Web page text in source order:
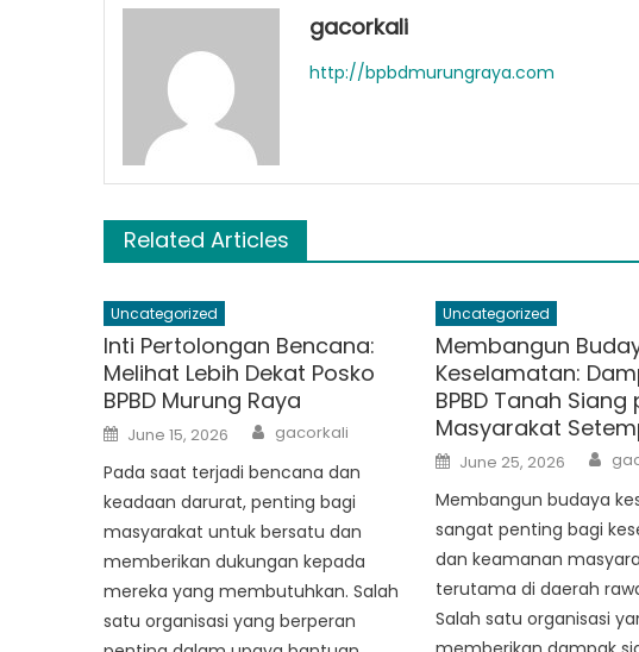
gacorkali
http://bpbdmurungraya.com
Related Articles
Uncategorized
Inti Pertolongan Bencana:
Melihat Lebih Dekat Posko
BPBD Murung Raya
Posted
on
June 15, 2026 Author
gacorkali
Pada saat terjadi bencana dan
keadaan darurat, penting bagi
masyarakat untuk bersatu dan
memberikan dukungan kepada
mereka yang membutuhkan. Salah
satu organisasi yang berperan
Uncategorized
Membangun
Keselamatan:
BPBD Tanah Siang
Masyarakat
Posted
on
June 25, 2026
Membangun budaya
sangat penting bagi
dan keamanan
terutama di daerah
Salah satu organisasi